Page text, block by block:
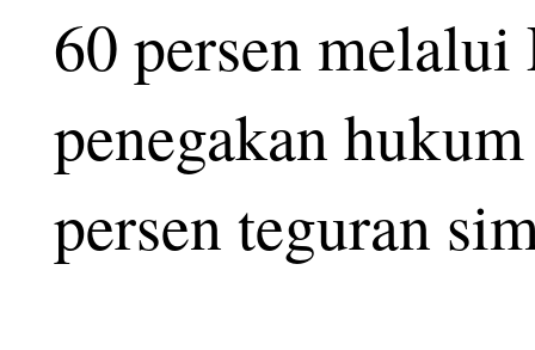
60 persen
penegakan
persen teguran